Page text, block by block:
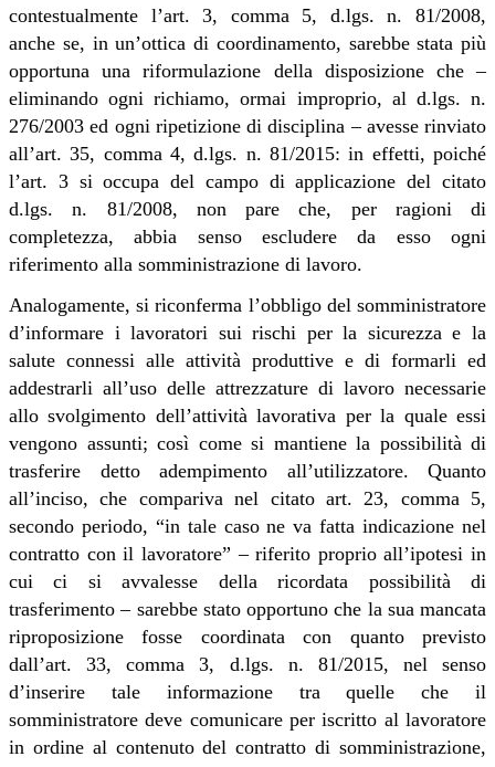
contestualmente l’art. 3, comma 5, d.lgs. n. 81/2008,
anche se, in un’ottica di coordinamento, sarebbe stata più
opportuna una riformulazione della disposizione che –
eliminando ogni richiamo, ormai improprio, al d.lgs. n.
276/2003 ed ogni ripetizione di disciplina – avesse rinviato
all’art. 35, comma 4, d.lgs. n. 81/2015: in effetti, poiché
l’art. 3 si occupa del campo di applicazione del citato
d.lgs. n. 81/2008, non pare che, per ragioni di
completezza, abbia senso escludere da esso ogni
riferimento alla somministrazione di lavoro.
Analogamente, si riconferma l’obbligo del somministratore
d’informare i lavoratori sui rischi per la sicurezza e la
salute connessi alle attività produttive e di formarli ed
addestrarli all’uso delle attrezzature di lavoro necessarie
allo svolgimento dell’attività lavorativa per la quale essi
vengono assunti; così come si mantiene la possibilità di
trasferire detto adempimento all’utilizzatore. Quanto
all’inciso, che compariva nel citato art. 23, comma 5,
secondo periodo, “in tale caso ne va fatta indicazione nel
contratto con il lavoratore” – riferito proprio all’ipotesi in
cui ci si avvalesse della ricordata possibilità di
trasferimento – sarebbe stato opportuno che la sua mancata
riproposizione fosse coordinata con quanto previsto
dall’art. 33, comma 3, d.lgs. n. 81/2015, nel senso
d’inserire tale informazione tra quelle che il
somministratore deve comunicare per iscritto al lavoratore
in ordine al contenuto del contratto di somministrazione,